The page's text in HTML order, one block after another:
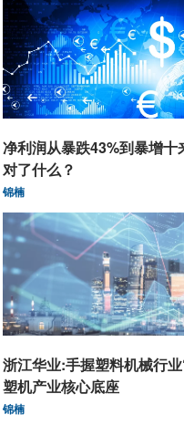
净利润从暴跌43%到暴增十
对了什么？
锦楠
浙江华业:手握塑料机械行
塑机产业核心底座
锦楠